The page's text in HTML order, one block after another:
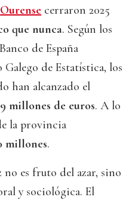
Ourense cerraron 2025
que nunca. Según los
de España
de Estatística, los
han alcanzado el
millones de euros. A lo
la provincia
millones.
no es fruto del azar, sino
y sociológica. El